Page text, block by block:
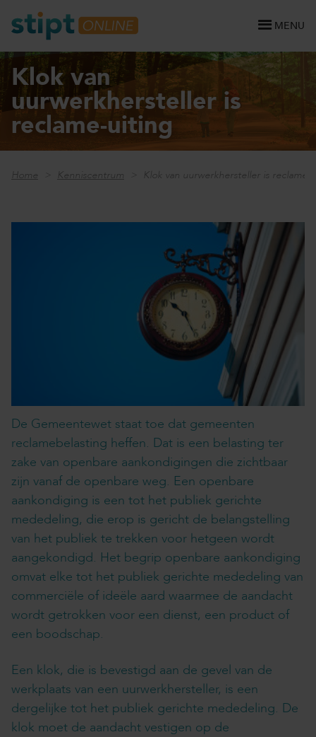
MENU
Klok van
uurwerkhersteller is
reclame-uiting
Home Kenniscentrum Klok van uurwerkhersteller is reclame-
De Gemeentewet staat toe dat gemeenten
reclamebelasting heffen. Dat is een belasting ter
zake van openbare aankondigingen die zichtbaar
zijn vanaf de openbare weg. Een openbare
aankondiging is een tot het publiek gerichte
mededeling, die erop is gericht de belangstelling
van het publiek te trekken voor hetgeen wordt
aangekondigd. Het begrip openbare aankondiging
omvat elke tot het publiek gerichte mededeling van
commerciële of ideële aard waarmee de aandacht
wordt getrokken voor een dienst, een product of
een boodschap.
Een klok, die is bevestigd aan de gevel van de
werkplaats van een uurwerkhersteller, is een
dergelijke tot het publiek gerichte mededeling. De
klok moet de aandacht vestigen op de